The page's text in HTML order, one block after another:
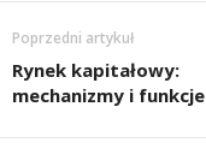
Poprzedni artykuł
Rynek kapitałowy:
mechanizmy i funkcje